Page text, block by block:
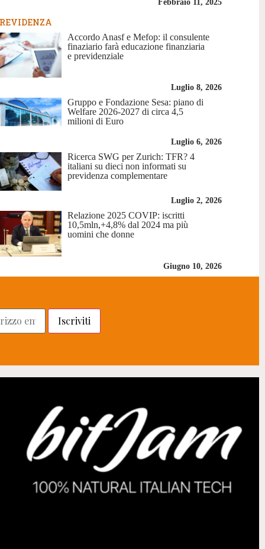
Febbraio 11, 2025
Accordo Anasf e Mefop: il consulente
finaziario farà educazione finanziaria
e previdenziale
Luglio 8, 2026
Gruppo e Fondazione Sesa: piano di
Welfare 2026-2027 di circa 4,5
milioni di Euro
Luglio 6, 2026
Ricerca SWG per Zurich: TFR? 4
italiani su dieci non informati su
previdenza complementare
Luglio 2, 2026
Relazione 2025 COVIP: iscritti
10,5mln,+4,8% dal 2024 ma più
uomini che donne
Giugno 10, 2026